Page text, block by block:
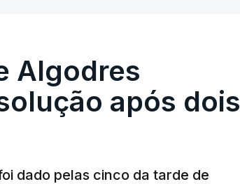
Algodres
após dois
dado pelas cinco da tarde de